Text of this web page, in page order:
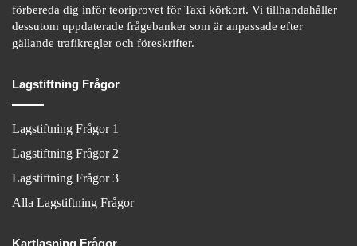
förbereda dig inför teoriprovet för Taxi körkort. Vi tillhandahåller
dessutom uppdaterade frågebanker som är anpassade efter
gällande trafikregler och föreskrifter.
Lagstiftning Frågor
Lagstiftning Frågor 1
Lagstiftning Frågor 2
Lagstiftning Frågor 3
Alla Lagstiftning Frågor
Kartlasning Frågor